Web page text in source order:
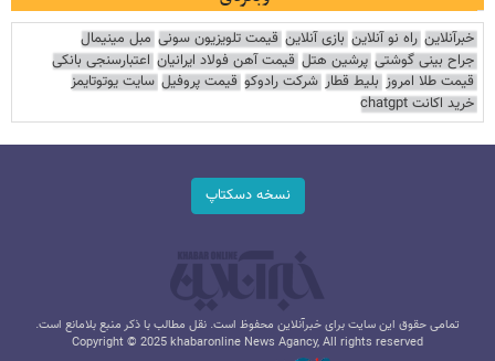
خبرآنلاین راه نو آنلاین بازی آنلاین قیمت تلویزیون سونی مبل مینیمال
جراح بینی گوشتی پرشین هتل قیمت آهن فولاد ایرانیان اعتبارسنجی بانکی
قیمت طلا امروز بلیط قطار شرکت رادوکو قیمت پروفیل سایت یوتوتایمز
خرید اکانت chatgpt
نسخه دسکتاپ
تمامی حقوق این سایت برای خبرآنلاین محفوظ است. نقل مطالب با ذکر منبع بلامانع است.
Copyright © 2025 khabaronline News Agancy, All rights reserved